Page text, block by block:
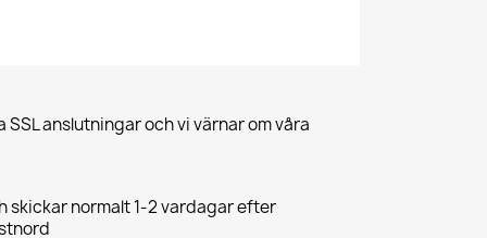
SSL anslutningar och vi värnar om våra
skickar normalt 1-2 vardagar efter